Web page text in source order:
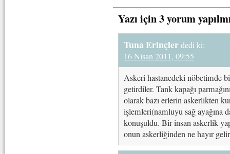
Yazı için 3 yorum
Tuna Erinçlerdedi ki:
16 Nisan 2011, 09:55
Askeri hastanedeki nöbetimde
getirdiler. Tank kapağı
olarak bazı erlerin askerlikten
işlemleri(namluyu sağ ayağına
konuşuldu. Bir insan askerlik
onun askerliğinden ne hayır